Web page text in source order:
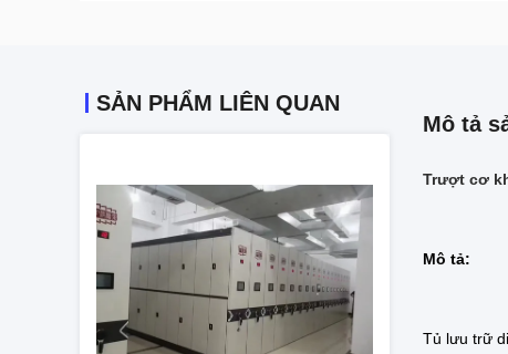
SẢN PHẨM LIÊN QUAN
Mô tả
Trượt cơ
Mô tả:
Tủ lưu trữ